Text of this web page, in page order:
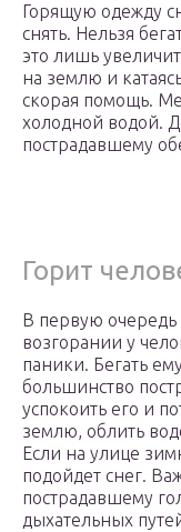
Горящую одежду
снять. Нельзя
это лишь
на землю и
скорая помощь.
холодной водой.
пострадавшему
Горит
В первую очередь
возгорании у
паники. Бегать
большинство
успокоить его и
землю, облить
Если на улице
подойдет снег.
пострадавшему
дыхательных